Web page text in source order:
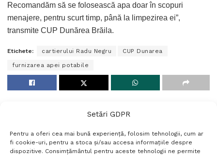
Setări GDPR
Pentru a oferi cea mai bună experiență, folosim tehnologii, cum ar
fi cookie-uri, pentru a stoca și/sau accesa informațiile despre
dispozitive. Consimțământul pentru aceste tehnologii ne permite
Recomandăm să se folosească apa doar în scopuri
menajere, pentru scurt timp, până la limpezirea ei”,
transmite CUP Dunărea Brăila.
Etichete: cartierului Radu Negru CUP Dunarea
furnizarea apei potabile